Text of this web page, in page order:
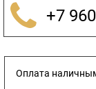
+7
Оплата